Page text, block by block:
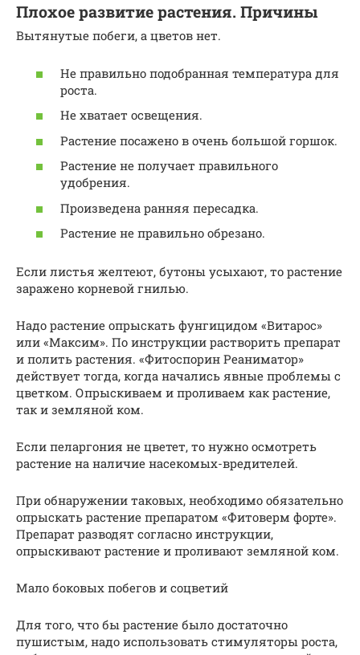
Плохое развитие растения. Причины
Вытянутые побеги, а цветов нет.
Не правильно подобранная температура для
роста.
Не хватает освещения.
Растение посажено в очень большой горшок.
Растение не получает правильного
удобрения.
Произведена ранняя пересадка.
Растение не правильно обрезано.
Если листья желтеют, бутоны усыхают, то растение
заражено корневой гнилью.
Надо растение опрыскать фунгицидом «Витарос»
или «Максим». По инструкции растворить препарат
и полить растения. «Фитоспорин Реаниматор»
действует тогда, когда начались явные проблемы с
цветком. Опрыскиваем и проливаем как растение,
так и земляной ком.
Если пеларгония не цветет, то нужно осмотреть
растение на наличие насекомых-вредителей.
При обнаружении таковых, необходимо обязательно
опрыскать растение препаратом «Фитоверм форте».
Препарат разводят согласно инструкции,
опрыскивают растение и проливают земляной ком.
Мало боковых побегов и соцветий
Для того, что бы растение было достаточно
пушистым, надо использовать стимуляторы роста,